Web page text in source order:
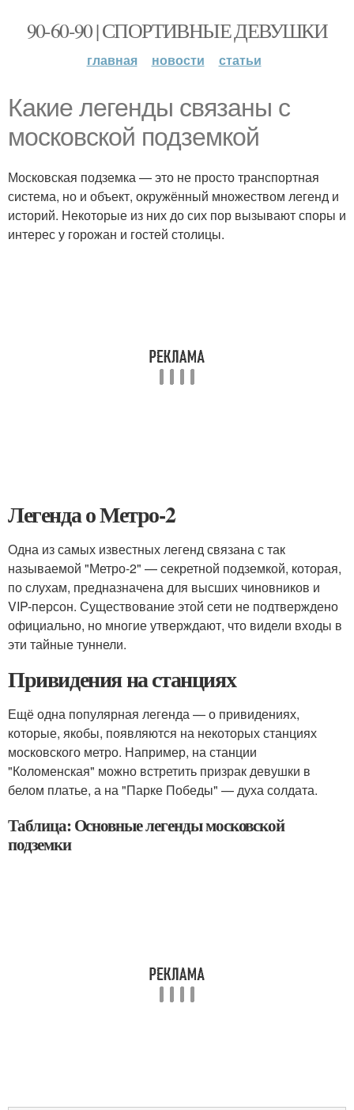
90-60-90 | СПОРТИВНЫЕ ДЕВУШКИ
главная новости статьи
Какие легенды связаны с
московской подземкой
Московская подземка — это не просто транспортная
система, но и объект, окружённый множеством легенд и
историй. Некоторые из них до сих пор вызывают споры и
интерес у горожан и гостей столицы.
Легенда о Метро-2
Одна из самых известных легенд связана с так
называемой "Метро-2" — секретной подземкой, которая,
по слухам, предназначена для высших чиновников и
VIP-персон. Существование этой сети не подтверждено
официально, но многие утверждают, что видели входы в
эти тайные туннели.
Привидения на станциях
Ещё одна популярная легенда — о привидениях,
которые, якобы, появляются на некоторых станциях
московского метро. Например, на станции
"Коломенская" можно встретить призрак девушки в
белом платье, а на "Парке Победы" — духа солдата.
Таблица: Основные легенды московской
подземки